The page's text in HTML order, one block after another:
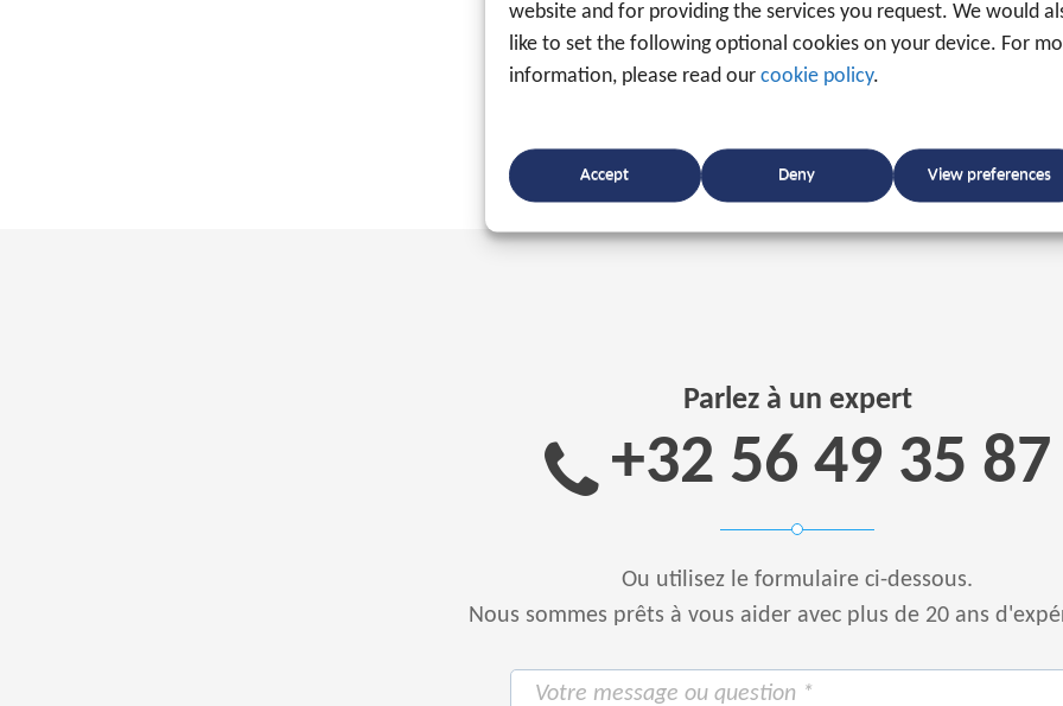
website and for providing the services you request. We would
like to set the following optional cookies on your device. For
information, please read our cookie policy.
Accept Deny View preferences
DEMANDEZ UNE OFFRE SANS ENGAGEMENT
Parlez à un expert
+32 56 49 35 87
Ou utilisez le formulaire ci-dessous.
Nous sommes prêts à vous aider avec plus de 20 ans